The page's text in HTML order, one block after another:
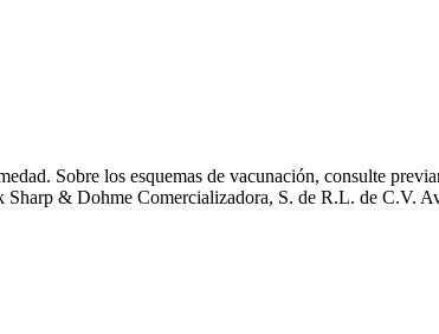
Sobre los esquemas de vacunación, consulte
& Dohme Comercializadora, S. de R.L. de C.V.